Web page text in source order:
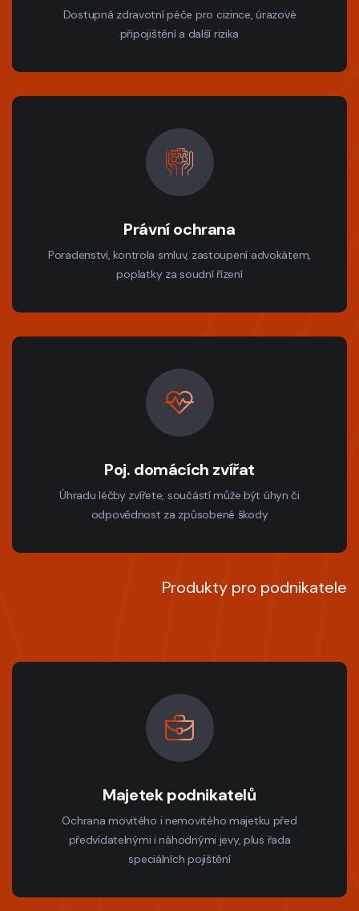
Dostupná zdravotní péče pro cizince, úrazové
připojištění a další rizika
Právní ochrana
Poradenství, kontrola smluv, zastoupení advokátem,
poplatky za soudní řízení
Poj. domácích zvířat
Úhradu léčby zvířete, součástí může být úhyn či
odpovědnost za způsobené škody
Produkty pro podnikatele
Majetek podnikatelů
Ochrana movitého i nemovitého majetku před
předvídatelnými i náhodnými jevy, plus řada
speciálních pojištění